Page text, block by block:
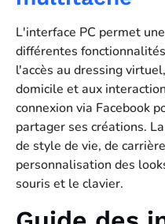
L'interface PC permet
différentes
l'accès au dressing
domicile et aux
connexion via Facebook
partager ses créations.
de style de vie, de
personnalisation des
souris et le clavier.